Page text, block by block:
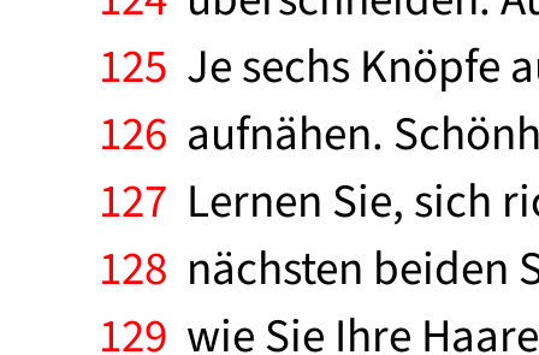
125 Je sechs Knöpfe
126 aufnähen.
127 Lernen Sie, sich
128 nächsten beiden
129 wie Sie Ihre